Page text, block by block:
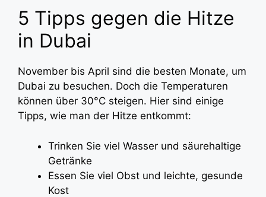
5 Tipps gegen die Hitze
in Dubai
November bis April sind die besten Monate, um
Dubai zu besuchen. Doch die Temperaturen
können über 30°C steigen. Hier sind einige
Tipps, wie man der Hitze entkommt:
Trinken Sie viel Wasser und säurehaltige
Getränke
Essen Sie viel Obst und leichte, gesunde
Kost